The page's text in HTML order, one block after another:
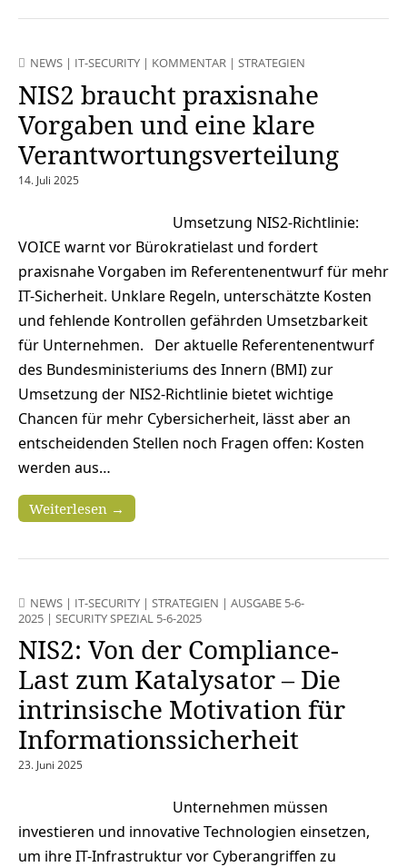
NEWS | IT-SECURITY | KOMMENTAR | STRATEGIEN
NIS2 braucht praxisnahe
Vorgaben und eine klare
Verantwortungsverteilung
14. Juli 2025
Umsetzung NIS2-Richtlinie:
VOICE warnt vor Bürokratielast und fordert
praxisnahe Vorgaben im Referentenentwurf für mehr
IT-Sicherheit. Unklare Regeln, unterschätzte Kosten
und fehlende Kontrollen gefährden Umsetzbarkeit
für Unternehmen. Der aktuelle Referentenentwurf
des Bundesministeriums des Innern (BMI) zur
Umsetzung der NIS2-Richtlinie bietet wichtige
Chancen für mehr Cybersicherheit, lässt aber an
entscheidenden Stellen noch Fragen offen: Kosten
werden aus…
Weiterlesen →
NEWS | IT-SECURITY | STRATEGIEN | AUSGABE 5-6-
2025 | SECURITY SPEZIAL 5-6-2025
NIS2: Von der Compliance-
Last zum Katalysator – Die
intrinsische Motivation für
Informations­sicherheit
23. Juni 2025
Unternehmen müssen
investieren und innovative Technologien einsetzen,
um ihre IT-Infrastruktur vor Cyberangriffen zu